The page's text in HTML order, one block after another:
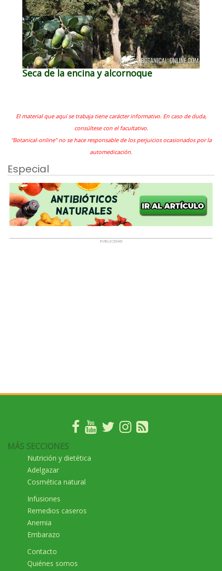
Seca de la encina y alcornoque
El material que aquí se trabaja tiene carácter informativo. En caso de duda,
consúltese con el facultativo.
"Botanical-online" no se hace responsable de los perjuicios ocasionados por la
automedicación.
Especial
MÁS SECCIONES
Nutrición y dietética
Adelgazar
Cosmética natural
Infusiones
Remedios caseros
Anemia
Embarazo
Contacto
Quiénes somos